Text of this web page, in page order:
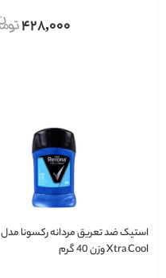
428,000
استیک ضد تعریق مردانه رکسونا مدل
Xtra Cool وزن 40 گرم